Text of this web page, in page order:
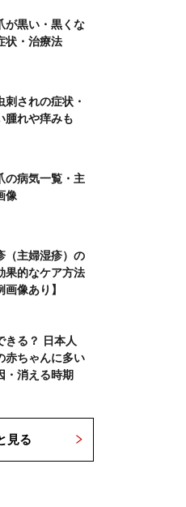
が黒い・黒くな
状・治療法
刺されの症状・
れや痒みも
の病気一覧・主
像
（主婦湿疹）の
果的なケア方法
像あり】
きる？ 日本人
赤ちゃんに多い
・消える時期
見る